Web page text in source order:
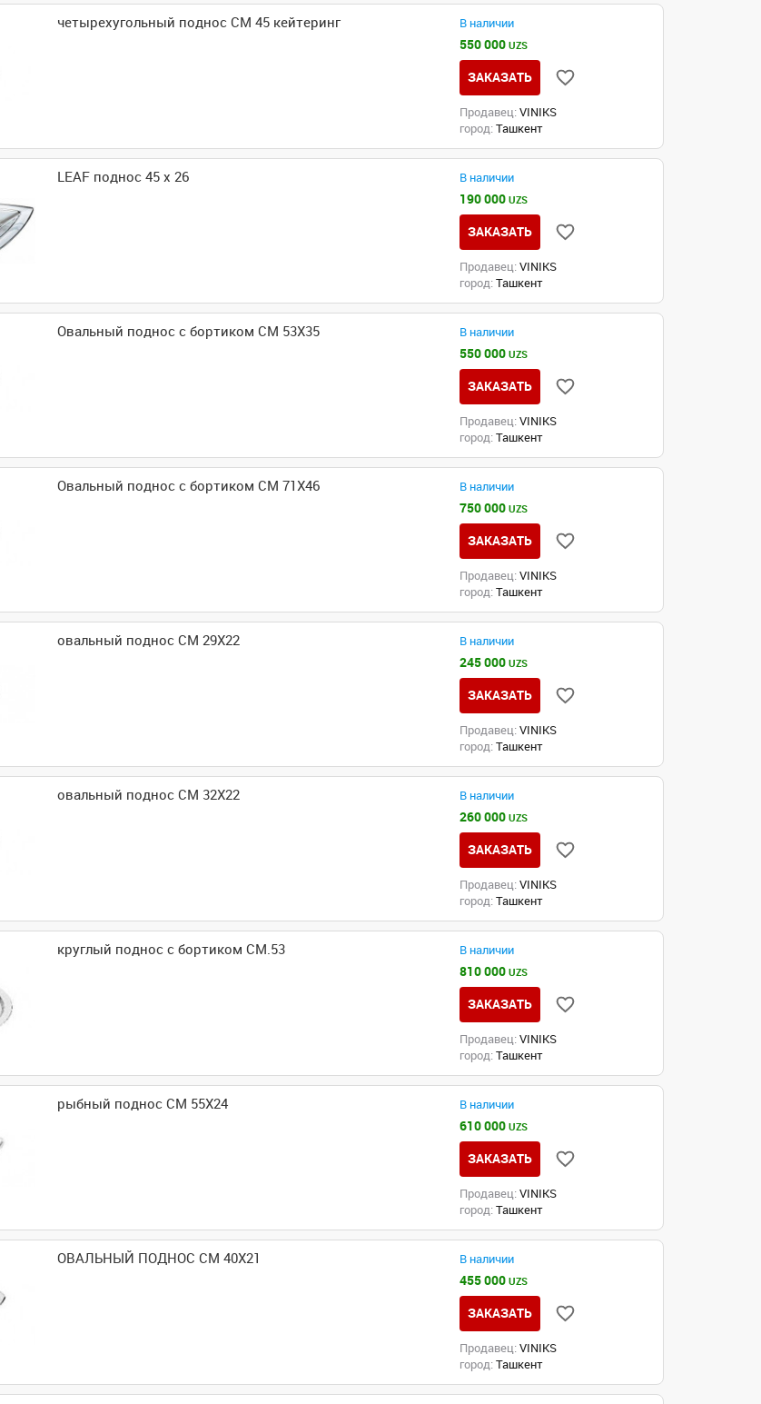
четырехугольный поднос CM 45 кейтеринг В наличии
550 000UZS
ЗАКАЗАТЬ
Продавец: VINIKS
город: Ташкент
LEAF поднос 45 х 26 В наличии
190 000UZS
ЗАКАЗАТЬ
Продавец: VINIKS
город: Ташкент
Овальный поднос с бортиком CM 53X35 В наличии
550 000UZS
ЗАКАЗАТЬ
Продавец: VINIKS
город: Ташкент
Овальный поднос с бортиком CM 71X46 В наличии
750 000UZS
ЗАКАЗАТЬ
Продавец: VINIKS
город: Ташкент
овальный поднос CM 29X22 В наличии
245 000UZS
ЗАКАЗАТЬ
Продавец: VINIKS
город: Ташкент
овальный поднос CM 32X22 В наличии
260 000UZS
ЗАКАЗАТЬ
Продавец: VINIKS
город: Ташкент
круглый поднос с бортиком CM.53 В наличии
810 000UZS
ЗАКАЗАТЬ
Продавец: VINIKS
город: Ташкент
рыбный поднос CM 55X24 В наличии
610 000UZS
ЗАКАЗАТЬ
Продавец: VINIKS
город: Ташкент
ОВАЛЬНЫЙ ПОДНОС CM 40X21 В наличии
455 000UZS
ЗАКАЗАТЬ
Продавец: VINIKS
город: Ташкент